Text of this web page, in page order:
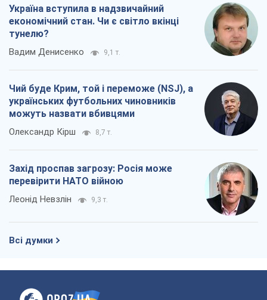
Україна вступила в надзвичайний
економічний стан. Чи є світло вкінці
тунелю?
Вадим Денисенко 9,1 т.
Чий буде Крим, той і переможе (NSJ), а
українських футбольних чиновників
можуть назвати вбивцями
Олександр Кірш 8,7 т.
Захід проспав загрозу: Росія може
перевірити НАТО війною
Леонід Невзлін 9,3 т.
Всі думки